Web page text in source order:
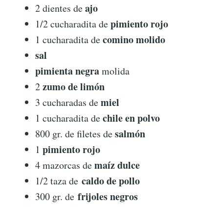
2 dientes deajo
1/2 cucharadita depimiento rojo
1 cucharadita decomino molido
sal
pimienta negramolida
2zumo de limón
3 cucharadas demiel
1 cucharadita dechile en polvo
800 gr. de filetes desalmón
1 pimiento rojo
4 mazorcas demaíz dulce
1/2 taza de caldo de pollo
300 gr. de frijoles negros